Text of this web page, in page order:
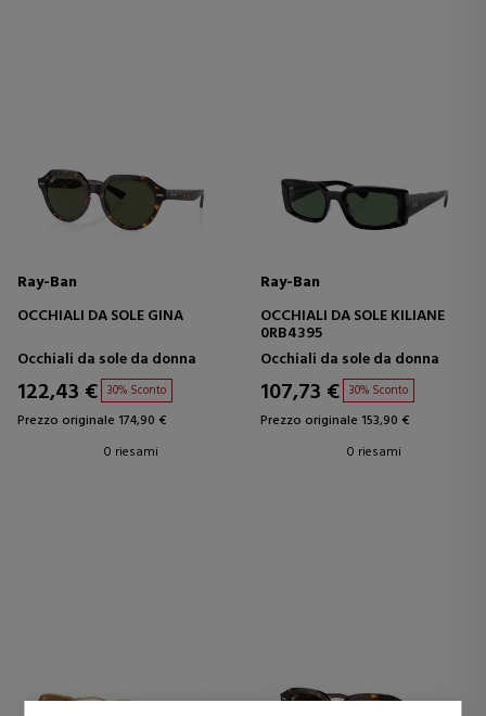
Ray-Ban
OCCHIALI DA SOLE GINA
Occhiali da sole da donna
122,43 € 30% Sconto
Prezzo originale 174,90 €
0 riesami
Ray-Ban
OCCHIALI DA SOLE KILIANE
0RB4395
Occhiali da sole da donna
107,73 € 30% Sconto
Prezzo originale 153,90 €
0 riesami